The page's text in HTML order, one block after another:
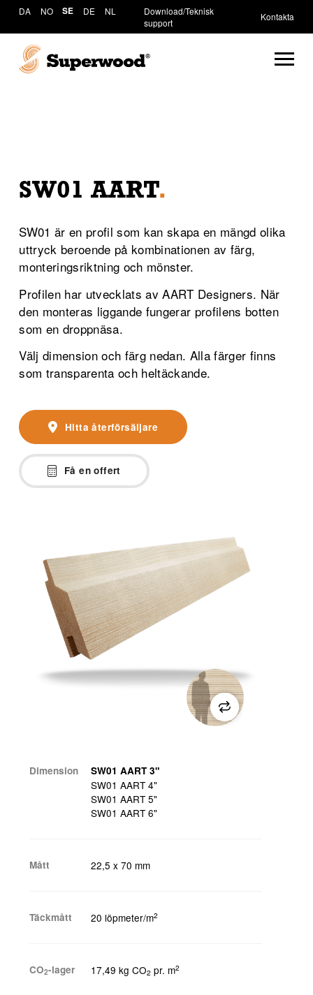
DA NO SE DE NL
Download/Teknisk
support
Kontakta
SW01 AART.
SW01 är en profil som kan skapa en mängd olika
uttryck beroende på kombinationen av färg,
monteringsriktning och mönster.
Profilen har utvecklats av AART Designers. När
den monteras liggande fungerar profilens botten
som en droppnäsa.
Välj dimension och färg nedan. Alla färger finns
som transparenta och heltäckande.
Hitta återförsäljare
Få en offert
Dimension SW01 AART 3"
SW01 AART 4"
SW01 AART 5"
SW01 AART 6"
Mått 22,5 x 70 mm
Täckmått 20 löpmeter/m2
CO2-lager 17,49 kg CO2 pr. m2